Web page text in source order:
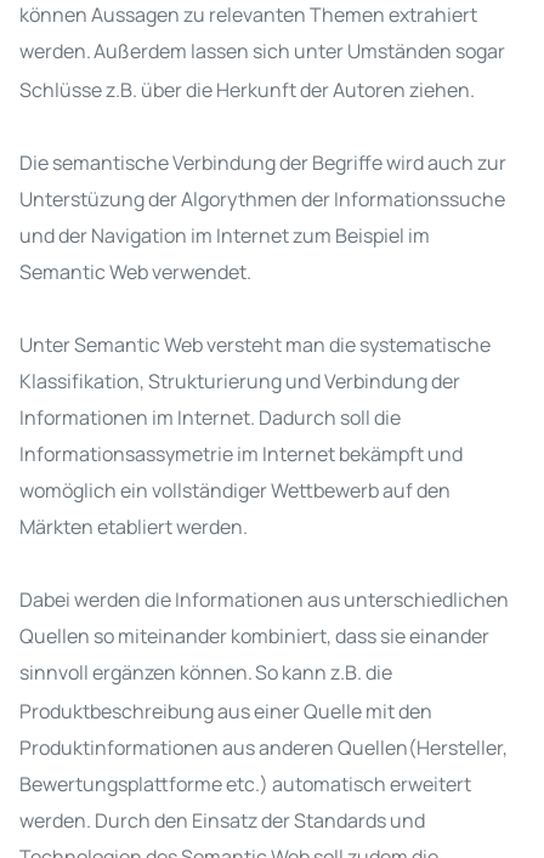
können Aussagen zu relevanten Themen extrahiert
werden.Außerdem lassen sich unter Umständen sogar
Schlüsse z.B. über die Herkunft der Autoren ziehen.
Die semantische Verbindung der Begriffe wird auch zur
Unterstüzung der Algorythmen der Informationssuche
und der Navigation im Internet zum Beispiel im
Semantic Webverwendet.
Unter Semantic Web versteht man die systematische
Klassifikation, Strukturierung und Verbindung der
Informationen im Internet. Dadurch soll die
Informationsassymetrie im Internet bekämpft und
womöglich ein vollständiger Wettbewerb auf den
Märkten etabliert werden.
Dabei werden die Informationen aus unterschiedlichen
Quellen so miteinander kombiniert, dass sie einander
sinnvoll ergänzen können.So kann z.B. die
Produktbeschreibung aus einer Quelle mit den
Produktinformationen aus anderen Quellen(Hersteller,
Bewertungsplattforme etc.) automatisch erweitert
werden. Durch den Einsatz der Standards und